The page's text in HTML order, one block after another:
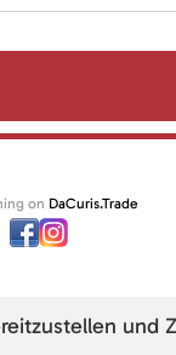
on DaCuris.Trade
und